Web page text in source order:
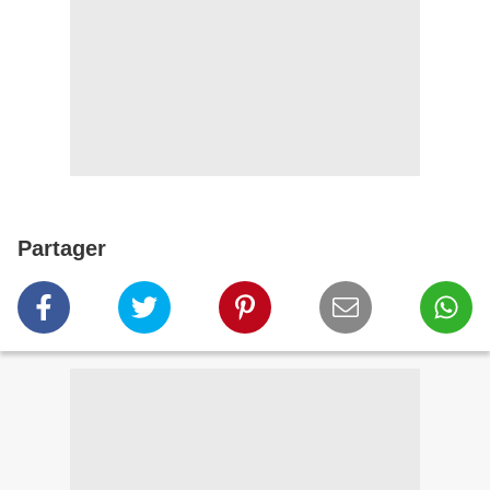
Partager